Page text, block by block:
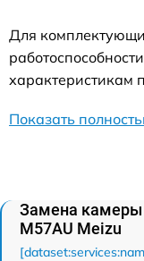
Для
характеристикам
Показать
Замена камеры
M57AU Meizu